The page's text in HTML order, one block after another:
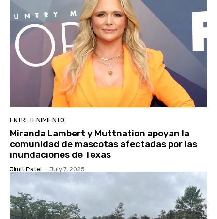
ENTRETENIMIENTO
Miranda Lambert y Muttnation apoyan la
comunidad de mascotas afectadas por las
inundaciones de Texas
Jimit Patel - July 7, 2025